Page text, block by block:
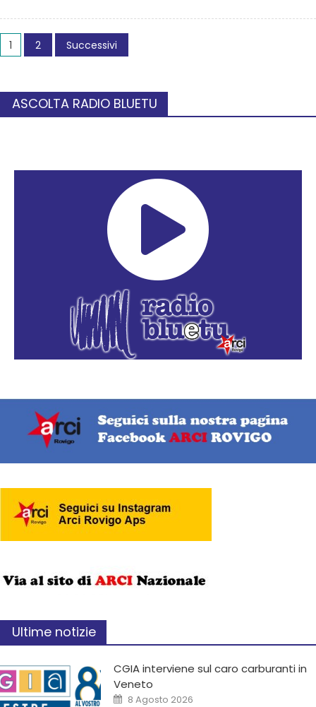
1 2 Successivi
ASCOLTA RADIO BLUETU
Ultime notizie
CGIA interviene sul caro carburanti in
Veneto
8 Agosto 2026